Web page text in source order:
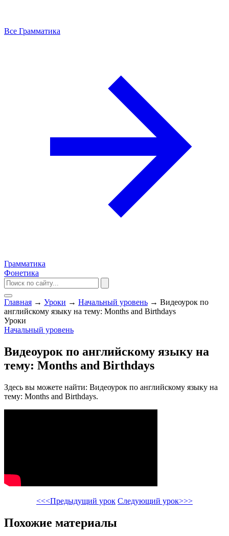
Все Грамматика
Грамматика
Фонетика
Главная → Уроки → Начальный уровень → Видеоурок по
английскому языку на тему: Months and Birthdays
Уроки
Начальный уровень
Видеоурок по английскому языку на
тему: Months and Birthdays
Здесь вы можете найти: Видеоурок по английскому языку на
тему: Months and Birthdays.
<<<Предыдущий урок Следующий урок>>>
Похожие материалы